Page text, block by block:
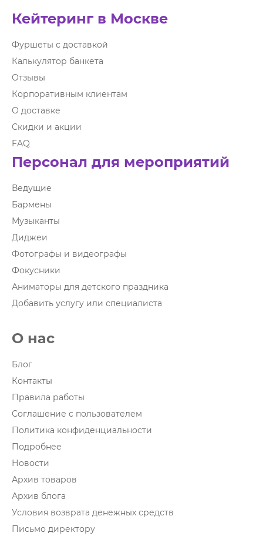
Кейтеринг в Москве
Фуршеты с доставкой
Калькулятор банкета
Отзывы
Корпоративным клиентам
О доставке
Скидки и акции
FAQ
Персонал для мероприятий
Ведущие
Бармены
Музыканты
Диджеи
Фотографы и видеографы
Фокусники
Аниматоры для детского праздника
Добавить услугу или специалиста
О нас
Блог
Контакты
Правила работы
Соглашение с пользователем
Политика конфиденциальности
Подробнее
Новости
Архив товаров
Архив блога
Условия возврата денежных средств
Письмо директору